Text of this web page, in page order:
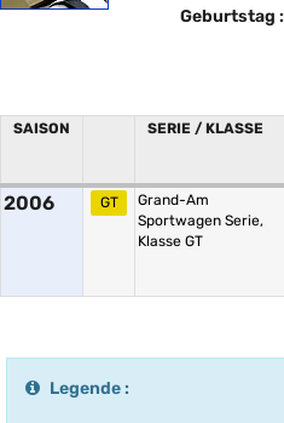
Geburtstag :
SAISON SERIE / KLASSE
2006 GT
Grand-Am
Sportwagen Serie,
Klasse GT
Legende :